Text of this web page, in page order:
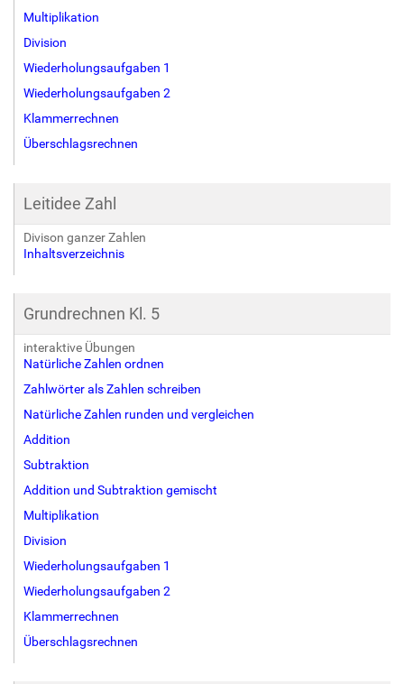
Multiplikation
Division
Wiederholungsaufgaben 1
Wiederholungsaufgaben 2
Klammerrechnen
Überschlagsrechnen
Leitidee Zahl
Divison ganzer Zahlen
Inhaltsverzeichnis
Grundrechnen Kl. 5
interaktive Übungen
Natürliche Zahlen ordnen
Zahlwörter als Zahlen schreiben
Natürliche Zahlen runden und vergleichen
Addition
Subtraktion
Addition und Subtraktion gemischt
Multiplikation
Division
Wiederholungsaufgaben 1
Wiederholungsaufgaben 2
Klammerrechnen
Überschlagsrechnen